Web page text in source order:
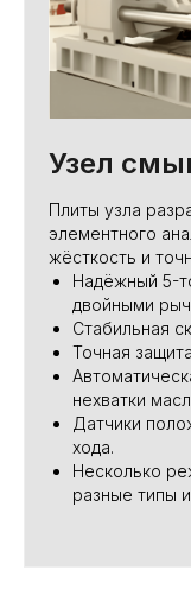
Узел
Плиты узла
элементного
жёсткость и
Надёжный 5-
двойными
Стабильная
Точная
нехватки
Датчики
хода.
Несколько
разные типы